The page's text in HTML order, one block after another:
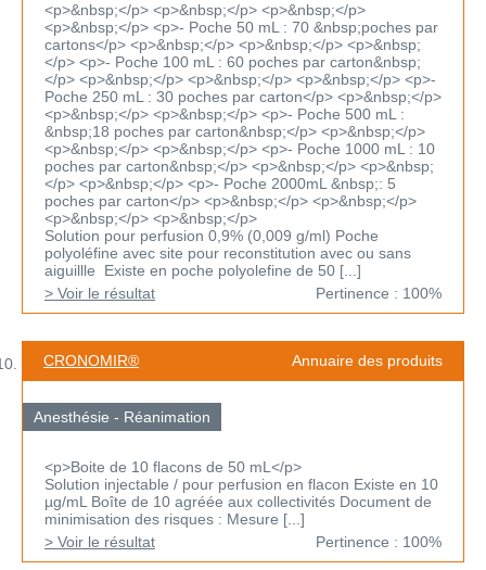
<p>&nbsp;</p> <p>&nbsp;</p> <p>&nbsp;</p>
<p>&nbsp;</p> <p>- Poche 50 mL : 70 &nbsp;poches par
cartons</p> <p>&nbsp;</p> <p>&nbsp;</p> <p>&nbsp;
</p> <p>- Poche 100 mL : 60 poches par carton&nbsp;
</p> <p>&nbsp;</p> <p>&nbsp;</p> <p>&nbsp;</p> <p>-
Poche 250 mL : 30 poches par carton</p> <p>&nbsp;</p>
<p>&nbsp;</p> <p>&nbsp;</p> <p>- Poche 500 mL :
&nbsp;18 poches par carton&nbsp;</p> <p>&nbsp;</p>
<p>&nbsp;</p> <p>&nbsp;</p> <p>- Poche 1000 mL : 10
poches par carton&nbsp;</p> <p>&nbsp;</p> <p>&nbsp;
</p> <p>&nbsp;</p> <p>- Poche 2000mL &nbsp;: 5
poches par carton</p> <p>&nbsp;</p> <p>&nbsp;</p>
<p>&nbsp;</p> <p>&nbsp;</p>
Solution pour perfusion 0,9% (0,009 g/ml) Poche
polyoléfine avec site pour reconstitution avec ou sans
aiguillle Existe en poche polyolefine de 50 [...]
> Voir le résultat
Pertinence : 100%
CRONOMIR® Annuaire des produits
Anesthésie - Réanimation
<p>Boite de 10 flacons de 50 mL</p>
Solution injectable / pour perfusion en flacon Existe en 10
µg/mL Boîte de 10 agréée aux collectivités Document de
minimisation des risques : Mesure [...]
> Voir le résultat
Pertinence : 100%